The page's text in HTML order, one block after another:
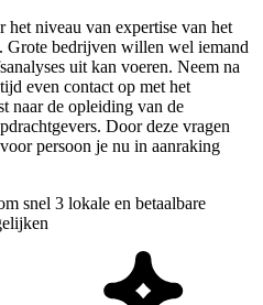
het niveau van expertise van het
Grote bedrijven willen wel iemand
uit kan voeren. Neem na
even contact op met het
naar de opleiding van de
Door deze vragen
persoon je nu in aanraking
snel 3 lokale en betaalbare